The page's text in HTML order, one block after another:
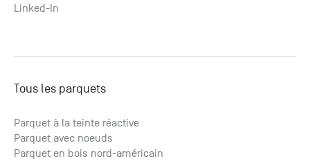
Linked-In
Tous les parquets
Parquet à la teinte réactive
Parquet avec noeuds
Parquet en bois nord-américain